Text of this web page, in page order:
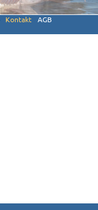
Kontakt
AGB